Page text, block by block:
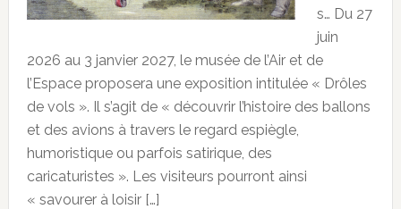
s… Du 27
juin
2026 au 3 janvier 2027, le musée de l’Air et de
l’Espace proposera une exposition intitulée « Drôles
de vols ». Il s’agit de « découvrir l’histoire des ballons
et des avions à travers le regard espiègle,
humoristique ou parfois satirique, des
caricaturistes ». Les visiteurs pourront ainsi
« savourer à loisir […]